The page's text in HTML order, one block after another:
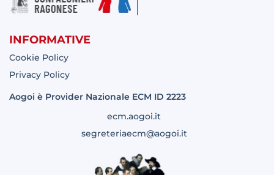
INFORMATIVE
Cookie Policy
Privacy Policy
Aogoi è Provider Nazionale ECM ID 2223
ecm.aogoi.it
segreteriaecm@aogoi.it